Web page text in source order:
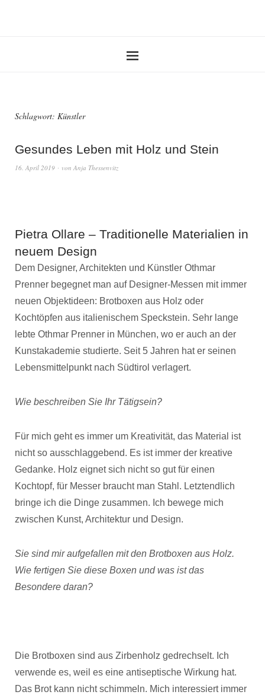
Schlagwort: Künstler
Gesundes Leben mit Holz und Stein
16. April 2019 von Anja Thessenvitz
Pietra Ollare – Traditionelle Materialien in
neuem Design
Dem Designer, Architekten und Künstler Othmar
Prenner begegnet man auf Designer-Messen mit immer
neuen Objektideen: Brotboxen aus Holz oder
Kochtöpfen aus italienischem Speckstein. Sehr lange
lebte Othmar Prenner in München, wo er auch an der
Kunstakademie studierte. Seit 5 Jahren hat er seinen
Lebensmittelpunkt nach Südtirol verlagert.
Wie beschreiben Sie Ihr Tätigsein?
Für mich geht es immer um Kreativität, das Material ist
nicht so ausschlaggebend. Es ist immer der kreative
Gedanke. Holz eignet sich nicht so gut für einen
Kochtopf, für Messer braucht man Stahl. Letztendlich
bringe ich die Dinge zusammen. Ich bewege mich
zwischen Kunst, Architektur und Design.
Sie sind mir aufgefallen mit den Brotboxen aus Holz.
Wie fertigen Sie diese Boxen und was ist das
Besondere daran?
Die Brotboxen sind aus Zirbenholz gedrechselt. Ich
verwende es, weil es eine antiseptische Wirkung hat.
Das Brot kann nicht schimmeln. Mich interessiert immer